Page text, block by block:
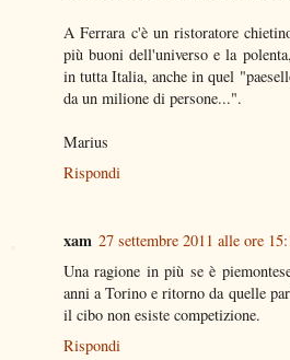
A Ferrara c'è un ristoratore
più buoni dell'universo e la
in tutta Italia, anche in quel
da un milione di persone...".
Marius
Rispondi
xam 27 settembre 2011 alle ore
Una ragione in più se è
anni a Torino e ritorno da quelle
il cibo non esiste competizione.
Rispondi